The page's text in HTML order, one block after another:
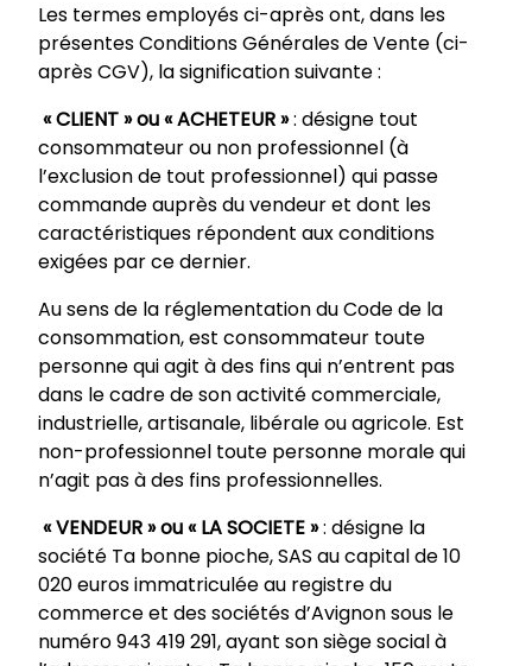
Les termes employés ci-après ont, dans les
présentes Conditions Générales de Vente (ci-
après CGV), la signification suivante :
« CLIENT » ou « ACHETEUR »: désigne tout
consommateur ou non professionnel (à
l’exclusion de tout professionnel) qui passe
commande auprès du vendeur et dont les
caractéristiques répondent aux conditions
exigées par ce dernier.
Au sens de la réglementation du Code de la
consommation, est consommateur toute
personne qui agit à des fins qui n’entrent pas
dans le cadre de son activité commerciale,
industrielle, artisanale, libérale ou agricole. Est
non-professionnel toute personne morale qui
n’agit pas à des fins professionnelles.
« VENDEUR » ou « LA SOCIETE »: désigne la
société Ta bonne pioche, SAS au capital de 10
020 euros immatriculée au registre du
commerce et des sociétés d’Avignon sous le
numéro 943 419 291, ayant son siège social à